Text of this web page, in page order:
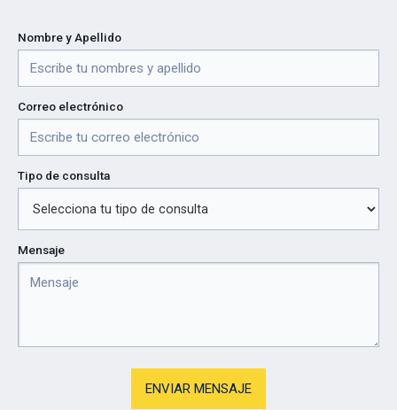
Nombre y Apellido
Correo electrónico
Tipo de consulta
Mensaje